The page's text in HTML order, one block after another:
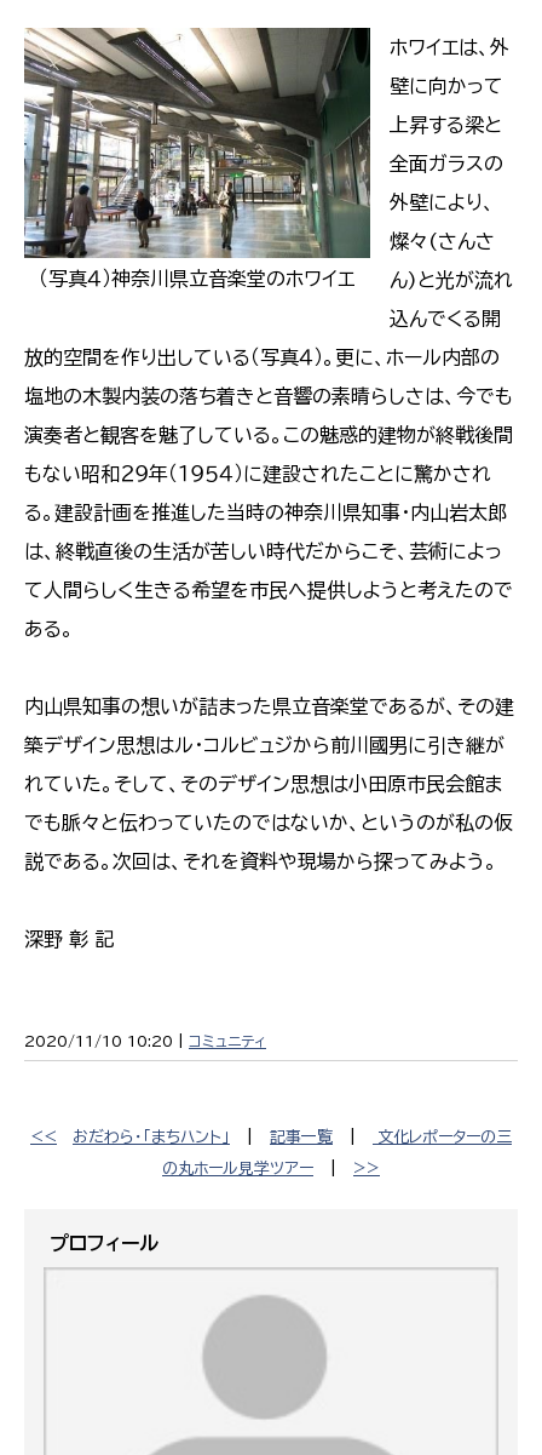
（写真４）神奈川県立音楽堂のホワイエ
ホワイエは、外
壁に向かって
上昇する梁と
全面ガラスの
外壁により、
燦々(さんさ
ん)と光が流れ
込んでくる開
放的空間を作り出している（写真４）。更に、ホール内部の
塩地の木製内装の落ち着きと音響の素晴らしさは、今でも
演奏者と観客を魅了している。この魅惑的建物が終戦後間
もない昭和２９年（１９５４）に建設されたことに驚かされ
る。建設計画を推進した当時の神奈川県知事・内山岩太郎
は、終戦直後の生活が苦しい時代だからこそ、芸術によっ
て人間らしく生きる希望を市民へ提供しようと考えたので
ある。
内山県知事の想いが詰まった県立音楽堂であるが、その建
築デザイン思想はル・コルビュジから前川國男に引き継が
れていた。そして、そのデザイン思想は小田原市民会館ま
でも脈々と伝わっていたのではないか、というのが私の仮
説である。次回は、それを資料や現場から探ってみよう。
深野 彰 記
2020/11/10 10:20 | コミュニティ
<< おだわら・「まちハント」 記事一覧
文化レポーターの三
の丸ホール見学ツアー
>>
プロフィール